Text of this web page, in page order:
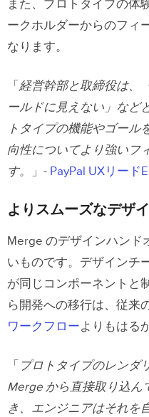
また、プロトタイプの体
ークホルダーからのフィ
なります。
「 経営幹部と取締役は、
ールドに見えない」など
トタイプの機能やゴール
向性についてより強いフ
す。
」- PayPal UXリード
よりスムーズなデザ
Merge のデザインハンド
いものです。デザインチ
が同じコンポーネントと
ら開発への移行は、従来
ワークフローよりもはる
「 プロトタイプのレンダ
Merge から直接取り込ん
き、エンジニアはそれを